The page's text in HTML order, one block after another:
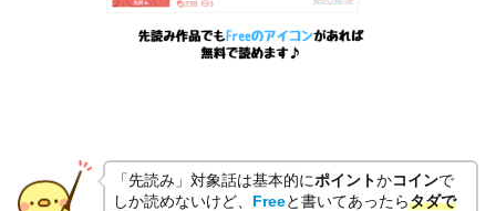
「先読み」対象話は基本的にポイントかコインで
しか読めないけど、 Freeと書いてあったらタダで